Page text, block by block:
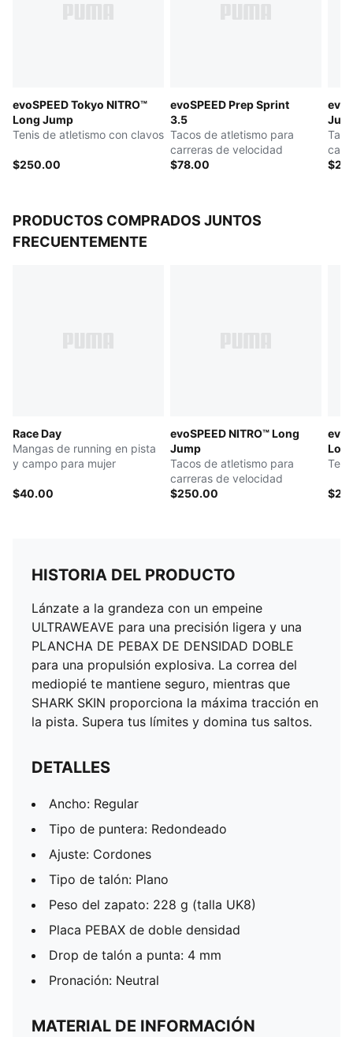
evoSPEED Tokyo NITRO™
Long Jump
Tenis de atletismo con clavos
$250.00
evoSPEED Prep Sprint
3.5
Tacos de atletismo para
carreras de velocidad
$78.00
PRODUCTOS COMPRADOS JUNTOS
FRECUENTEMENTE
Race Day
Mangas de running en pista
y campo para mujer
$40.00
evoSPEED NITRO™ Long
Jump
Tacos de atletismo para
carreras de velocidad
$250.00
HISTORIA DEL PRODUCTO
Lánzate a la grandeza con un empeine
ULTRAWEAVE para una precisión ligera y una
PLANCHA DE PEBAX DE DENSIDAD DOBLE
para una propulsión explosiva. La correa del
mediopié te mantiene seguro, mientras que
SHARK SKIN proporciona la máxima tracción en
la pista. Supera tus límites y domina tus saltos.
DETALLES
Ancho: Regular
Tipo de puntera: Redondeado
Ajuste: Cordones
Tipo de talón: Plano
Peso del zapato: 228 g (talla UK8)
Placa PEBAX de doble densidad
Drop de talón a punta: 4 mm
Pronación: Neutral
MATERIAL DE INFORMACIÓN